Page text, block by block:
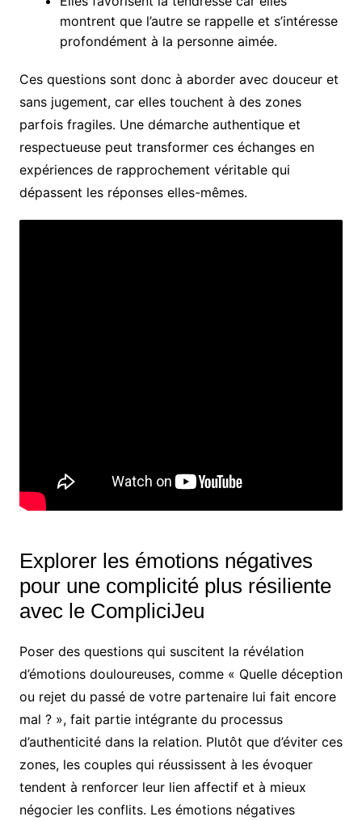
montrent que l’autre se rappelle et s’intéresse
profondément à la personne aimée.
Ces questions sont donc à aborder avec douceur et
sans jugement, car elles touchent à des zones
parfois fragiles. Une démarche authentique et
respectueuse peut transformer ces échanges en
expériences de rapprochement véritable qui
dépassent les réponses elles-mêmes.
Explorer les émotions négatives
pour une complicité plus résiliente
avec le CompliciJeu
Poser des questions qui suscitent la révélation
d’émotions douloureuses, comme « Quelle déception
ou rejet du passé de votre partenaire lui fait encore
mal ? », fait partie intégrante du processus
d’authenticité dans la relation. Plutôt que d’éviter ces
zones, les couples qui réussissent à les évoquer
tendent à renforcer leur lien affectif et à mieux
négocier les conflits. Les émotions négatives